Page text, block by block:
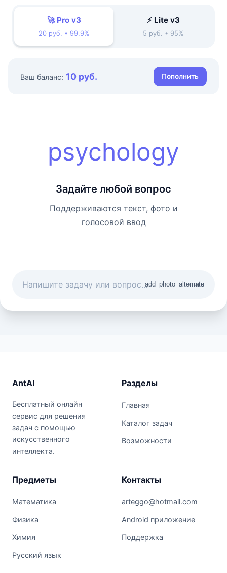
🚀 Pro v3
20 руб. • 99.9%
⚡ Lite v3
5 руб. • 95%
Ваш баланс: 10 руб. Пополнить
psychology
Задайте любой вопрос
Поддерживаются текст, фото и
голосовой ввод
add_photo_alternate
mic
AntAI
Бесплатный онлайн
сервис для решения
задач с помощью
искусственного
интеллекта.
Разделы
Главная
Каталог задач
Возможности
Предметы
Математика
Физика
Химия
Русский язык
Контакты
arteggo@hotmail.com
Android приложение
Поддержка